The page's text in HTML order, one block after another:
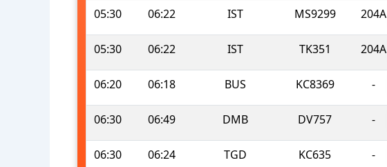
05:30 06:22 IST MS9299 204A
05:30 06:22 IST TK351 204A
06:20 06:18 BUS KC8369 -
06:30 06:49 DMB DV757 -
06:30 06:24 TGD KC635 -